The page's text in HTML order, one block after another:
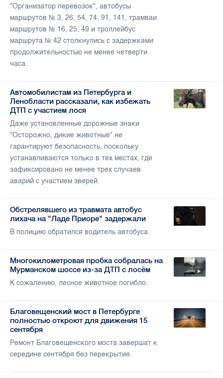
"Организатор перевозок", автобусы
маршрутов № 3, 26, 54, 74, 91, 141, трамваи
маршрутов № 16, 25, 49 и троллейбус
маршрута № 42 столкнулись с задержками
продолжительностью не менее четверти
часа.
Автомобилистам из Петербурга и
Ленобласти рассказали, как избежать
ДТП с участием лося
Даже установленные дорожные знаки
"Осторожно, дикие животные" не
гарантируют безопасность, поскольку
устанавливаются только в тех местах, где
зафиксировано не менее трех случаев
аварий с участием зверей.
Обстрелявшего из травмата автобус
лихача на "Ладе Приоре" задержали
В полицию обратился водитель автобуса.
Многокилометровая пробка собралась на
Мурманском шоссе из-за ДТП с лосём
К сожалению, лесное животное погибло.
Благовещенский мост в Петербурге
полностью откроют для движения 15
сентября
Ремонт Благовещенского моста завершат к
середине сентября без перекрытия.